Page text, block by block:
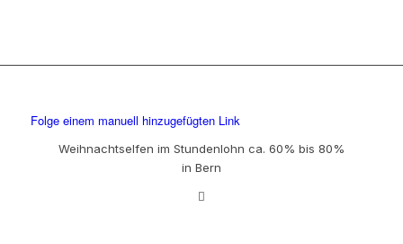
Folge einem manuell hinzugefügten Link
Weihnachtselfen im Stundenlohn ca. 60% bis 80%
in Bern